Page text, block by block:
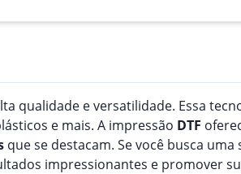
qualidade e versatilidade. Essa
e mais. A impressão DTF
que se destacam. Se você busca
impressionantes e promover